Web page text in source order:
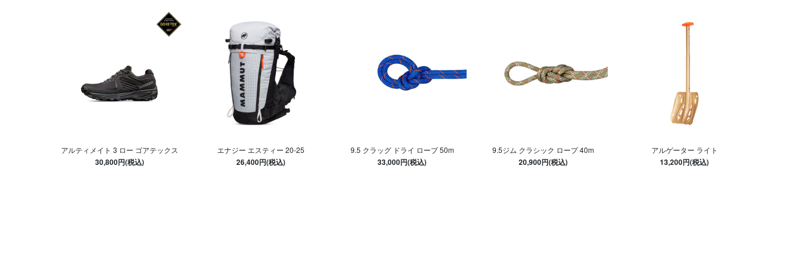
アルティメイト 3 ロー ゴアテックス
30,800円(税込)
エナジー エスティー 20-25
26,400円(税込)
9.5 クラッグ ドライ ロープ 50m
33,000円(税込)
9.5ジム クラシック ロープ 40m
20,900円(税込)
アルゲーター ライト
13,200円(税込)